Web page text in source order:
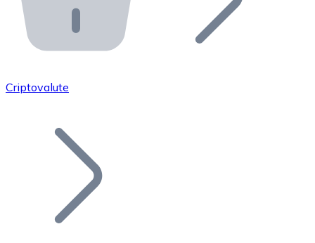
API Bitnovo
Integra la nostra API nel tuo ecosistema.
Unisciti alla nostra rete di rivenditori e
Aggiungi il token del tuo progetto al nostro servizio di
Criptovalute